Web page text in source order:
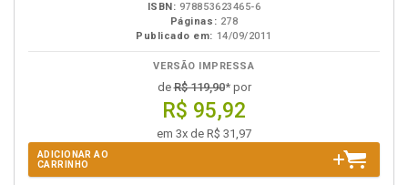
ISBN: 978853623465-6
Páginas: 278
Publicado em: 14/09/2011
VERSÃO IMPRESSA
deR$ 119,90* por
R$ 95,92
em 3x de R$ 31,97
ADICIONAR AO
CARRINHO